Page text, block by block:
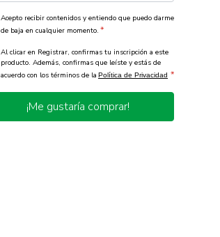
Acepto recibir contenidos y entiendo que puedo darme
de baja en cualquier momento. *
Al clicar en Registrar, confirmas tu inscripción a este
producto. Además, confirmas que leíste y estás de
acuerdo con los términos de la Política de Privacidad *
¡Me gustaría comprar!